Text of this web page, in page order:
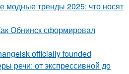
тренды 2025: что носят
Обнинск сформировал
officially founded
речи: от экспрессивной до